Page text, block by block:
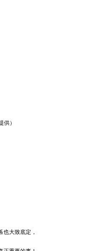
供）
也大致底定，